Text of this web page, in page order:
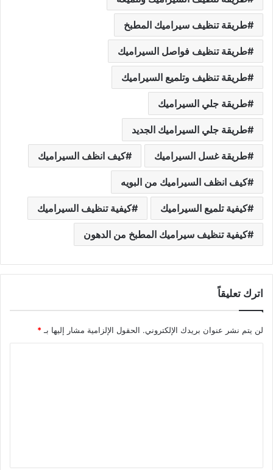
طريقة تنظيف سيراميك المطبخ
طريقة تنظيف فواصل السيراميك
طريقة تنظيف وتلميع السيراميك
طريقة جلي السيراميك
طريقة جلي السيراميك الجديد
طريقة غسل السيراميك كيف انظف السيراميك
كيف انظف السيراميك من البويه
كيفية تلميع السيراميك كيفية تنظيف السيراميك
كيفية تنظيف سيراميك المطبخ من الدهون
اترك تعليقاً
لن يتم نشر عنوان بريدك الإلكتروني. الحقول الإلزامية مشار إليها بـ *